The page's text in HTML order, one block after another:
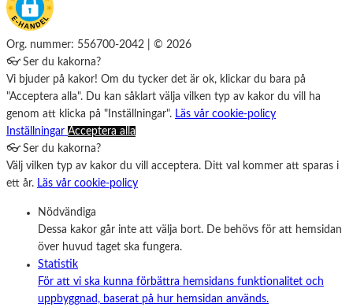
Org. nummer: 556700-2042 | © 2026
👓 Ser du kakorna?
Vi bjuder på kakor! Om du tycker det är ok, klickar du bara på
"Acceptera alla". Du kan såklart välja vilken typ av kakor du vill ha
genom att klicka på "Inställningar". Läs vår cookie-policy
Inställningar Acceptera alla
👓 Ser du kakorna?
Välj vilken typ av kakor du vill acceptera. Ditt val kommer att sparas i
ett år. Läs vår cookie-policy
Nödvändiga
Dessa kakor går inte att välja bort. De behövs för att hemsidan
över huvud taget ska fungera.
Statistik
För att vi ska kunna förbättra hemsidans funktionalitet och
uppbyggnad, baserat på hur hemsidan används.